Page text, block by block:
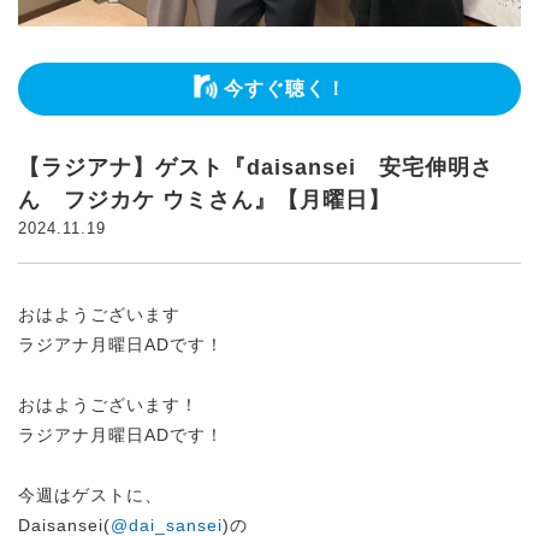
今すぐ聴く！
【ラジアナ】ゲスト『daisansei 安宅伸明さ
ん フジカケ ウミさん』【月曜日】
2024.11.19
おはようございます
ラジアナ月曜日ADです！
おはようございます！
ラジアナ月曜日ADです！
今週はゲストに、
Daisansei(@dai_sansei)の